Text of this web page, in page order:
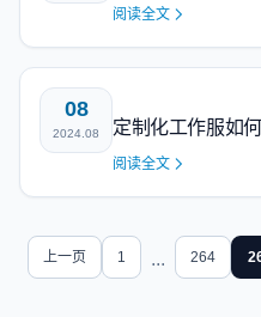
阅读全文
08
2024.08 定制化工作服如
阅读全文
上一页 1 ... 264